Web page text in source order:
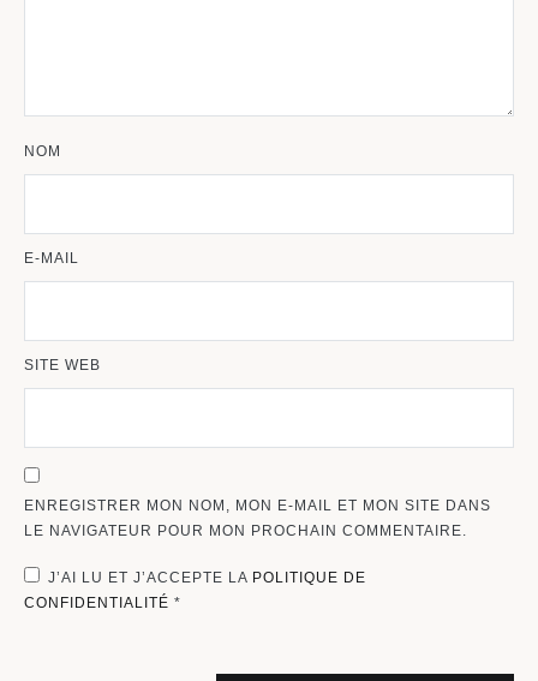
NOM
E-MAIL
SITE WEB
ENREGISTRER MON NOM, MON E-MAIL ET MON SITE DANS
LE NAVIGATEUR POUR MON PROCHAIN COMMENTAIRE.
J’AI LU ET J’ACCEPTE LA POLITIQUE DE
CONFIDENTIALITÉ *